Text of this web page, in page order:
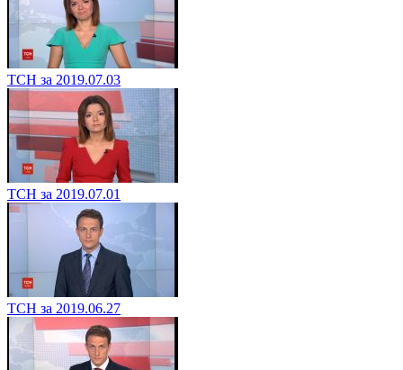
ТСН за 2019.07.03
ТСН за 2019.07.01
ТСН за 2019.06.27